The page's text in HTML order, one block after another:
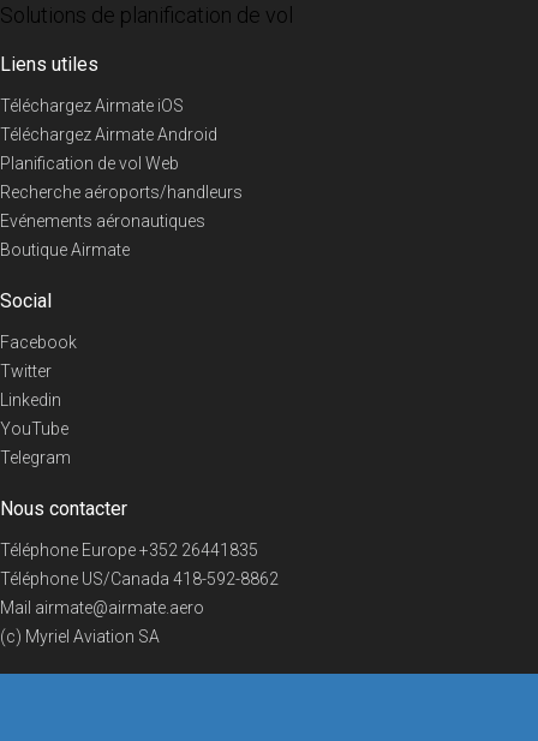
Solutions de planification de vol
Liens utiles
Téléchargez Airmate iOS
Téléchargez Airmate Android
Planification de vol Web
Recherche aéroports/handleurs
Evénements aéronautiques
Boutique Airmate
Social
Facebook
Twitter
Linkedin
YouTube
Telegram
Nous contacter
Téléphone Europe+352 26441835
Téléphone US/Canada 418-592-8862
Mail airmate@airmate.aero
(c) Myriel Aviation SA